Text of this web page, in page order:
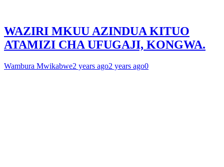
WAZIRI MKUU AZINDUA KITUO
ATAMIZI CHA UFUGAJI, KONGWA.
Wambura Mwikabwe2 years ago2 years ago0